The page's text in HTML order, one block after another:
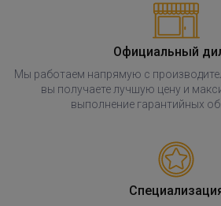
Официальный
Мы работаем напрямую с
вы получаете лучшую цену и
выполнение гарантийных